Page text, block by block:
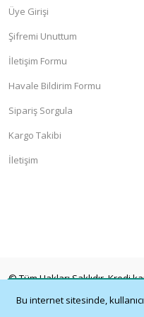
Bu internet sitesinde,
Whatsapp İletişim
Üye Girişi
Şifremi Unuttum
İletişim Formu
Havale Bildirim Formu
Sipariş Sorgula
Kargo Takibi
İletişim
© Tüm Hakları Saklıdır. Kredi